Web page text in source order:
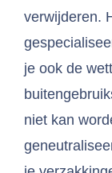
verwijderen.
je ook de
niet kan